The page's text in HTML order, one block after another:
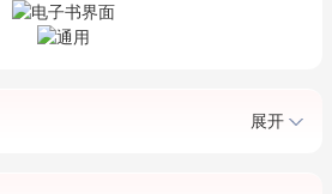
展开